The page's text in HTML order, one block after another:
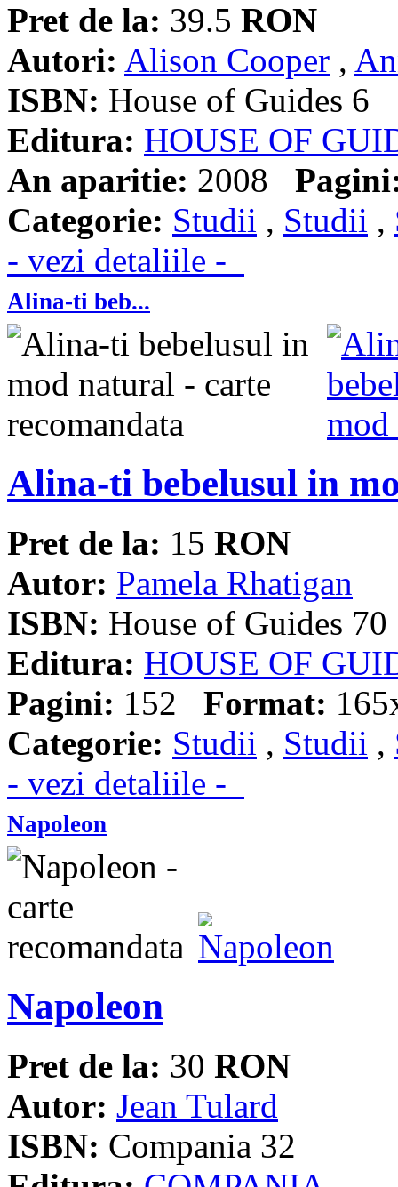
Pret de la: 39.5 RON
Autori: Alison Cooper ,
ISBN: House of Guides 6
Editura: HOUSE OF
An aparitie: 2008
Categorie: Studii , Studii ,
- vezi detaliile -
Alina-ti beb...
Alina-ti bebelusul in
Pret de la: 15 RON
Autor: Pamela Rhatigan
ISBN: House of Guides 70
Editura: HOUSE OF
Pagini: 152 Format:
Categorie: Studii , Studii ,
- vezi detaliile -
Napoleon
Napoleon
Pret de la: 30 RON
Autor: Jean Tulard
ISBN: Compania 32